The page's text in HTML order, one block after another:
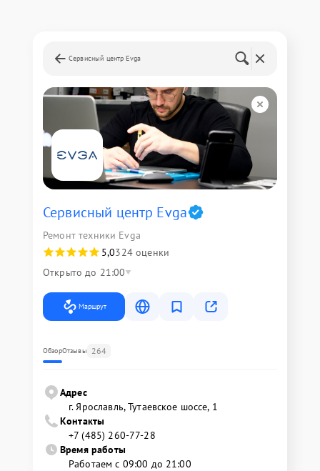
Сервисный центр Evga
Сервисный центр Evga
Ремонт техники Evga
5,0324 оценки
Открыто до 21:00
Маршрут
ОбзорОтзывы 264
Адрес
г. Ярославль, Тутаевское шоссе, 1
Контакты
+7 (485) 260-77-28
Время работы
Работаем с 09:00 до 21:00